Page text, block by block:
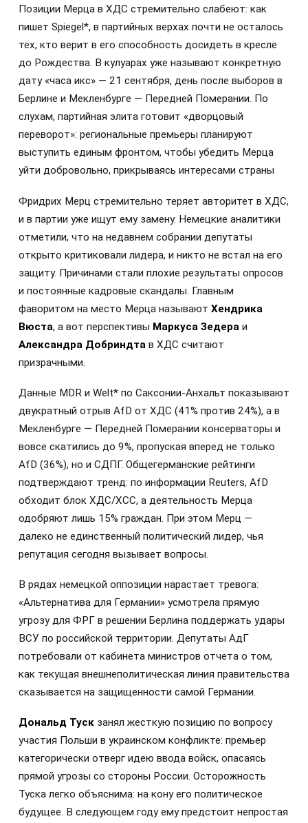
Позиции Мерца в ХДС стремительно слабеют: как
пишет Spiegel*, в партийных верхах почти не осталось
тех, кто верит в его способность досидеть в кресле
до Рождества. В кулуарах уже называют конкретную
дату «часа икс» — 21 сентября, день после выборов в
Берлине и Мекленбурге — Передней Померании. По
слухам, партийная элита готовит «дворцовый
переворот»: региональные премьеры планируют
выступить единым фронтом, чтобы убедить Мерца
уйти добровольно, прикрываясь интересами страны
Фридрих Мерц стремительно теряет авторитет в ХДС,
и в партии уже ищут ему замену. Немецкие аналитики
отметили, что на недавнем собрании депутаты
открыто критиковали лидера, и никто не встал на его
защиту. Причинами стали плохие результаты опросов
и постоянные кадровые скандалы. Главным
фаворитом на место Мерца называют Хендрика
Вюста, а вот перспективы Маркуса Зедера и
Александра Добриндта в ХДС считают
призрачными.
Данные MDR и Welt* по Саксонии-Анхальт показывают
двукратный отрыв AfD от ХДС (41% против 24%), а в
Мекленбурге — Передней Померании консерваторы и
вовсе скатились до 9%, пропуская вперед не только
AfD (36%), но и СДПГ. Общегерманские рейтинги
подтверждают тренд: по информации Reuters, AfD
обходит блок ХДС/ХСС, а деятельность Мерца
одобряют лишь 15% граждан. При этом Мерц —
далеко не единственный политический лидер, чья
репутация сегодня вызывает вопросы.
В рядах немецкой оппозиции нарастает тревога:
«Альтернатива для Германии» усмотрела прямую
угрозу для ФРГ в решении Берлина поддержать удары
ВСУ по российской территории. Депутаты АдГ
потребовали от кабинета министров отчета о том,
как текущая внешнеполитическая линия правительства
сказывается на защищенности самой Германии.
Дональд Туск занял жесткую позицию по вопросу
участия Польши в украинском конфликте: премьер
категорически отверг идею ввода войск, опасаясь
прямой угрозы со стороны России. Осторожность
Туска легко объяснима: на кону его политическое
будущее. В следующем году ему предстоит непростая